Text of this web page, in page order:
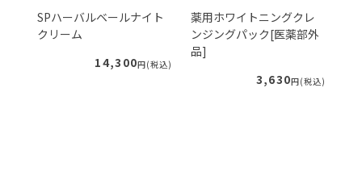
SPハーバルベールナイト
クリーム
14,300円(税込)
薬用ホワイトニングクレ
ンジングパック[医薬部外
品]
3,630円(税込)